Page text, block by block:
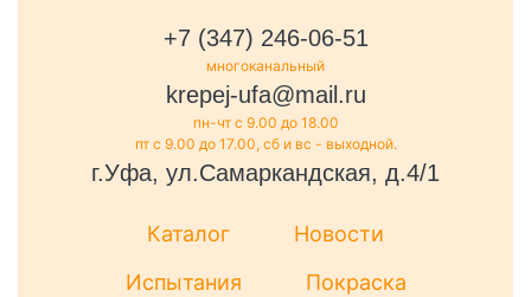
+7 (347) 246-06-51
многоканальный
krepej-ufa@mail.ru
пн-чт с 9.00 до 18.00
пт с 9.00 до 17.00, сб и вс - выходной.
г.Уфа, ул.Самаркандская, д.4/1
Каталог
Новости
Испытания
Покраска